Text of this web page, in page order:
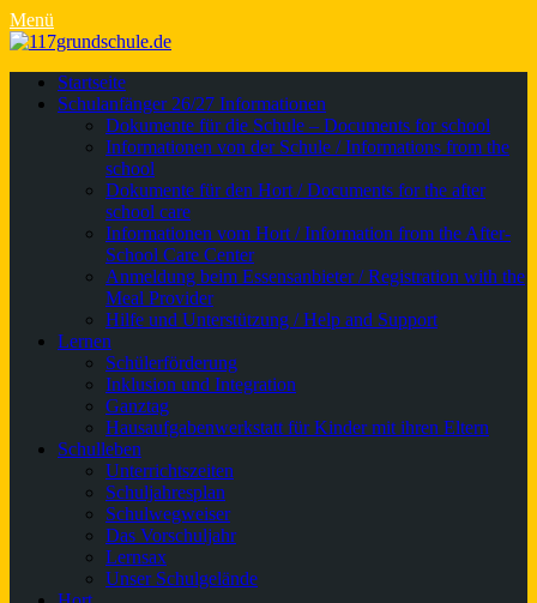
Menü
Primäres
Menü
Zum
Inhalt
Startseite
Schulanfänger 26/27 Informationen
Dokumente für die Schule – Documents for school
Informationen von der Schule / Informations from the
school
Dokumente für den Hort / Documents for the after
school care
Informationen vom Hort / Information from the After-
School Care Center
Anmeldung beim Essensanbieter / Registration with the
Meal Provider
Hilfe und Unterstützung / Help and Support
Lernen
Schülerförderung
Inklusion und Integration
Ganztag
Hausaufgabenwerkstatt für Kinder mit ihren Eltern
Schulleben
Unterrichtszeiten
Schuljahresplan
Schulwegweiser
Das Vorschuljahr
Lernsax
Unser Schulgelände